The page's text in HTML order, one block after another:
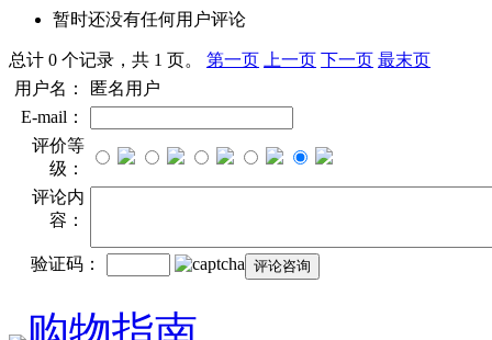
暂时还没有任何用户评论
总计 0 个记录，共 1 页。 第一页 上一页 下一页 最末页
用户名：
匿名用户
E-mail：
评价等
级：
评论内
容：
验证码：